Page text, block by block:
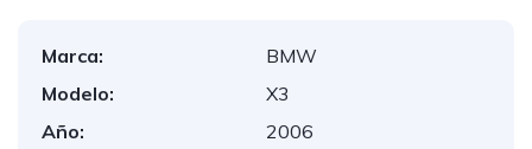
Marca:
BMW
Modelo:
X3
Año:
2006